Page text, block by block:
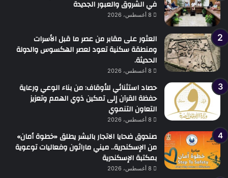
في الشروق والعبور الجديدة
8 أغسطس، 2026
العثور على مقابر من عصر ما قبل الأسرات
ومنطقة سكنية تعود لعصر الهكسوس والدولة
الحديثة.
8 أغسطس، 2026
حصاد استثنائي للأوقاف: من بناء الوعي ورعاية
حفظة القرآن إلى تمكين ذوي الهمم وتعزيز
التعاون التنموي
8 أغسطس، 2026
صندوق ضحايا الاتجار بالبشر يطلق «خطوة أمان»
من الإسكندرية.. ميني ماراثون وفعاليات توعوية
بمكتبة الإسكندرية
8 أغسطس، 2026